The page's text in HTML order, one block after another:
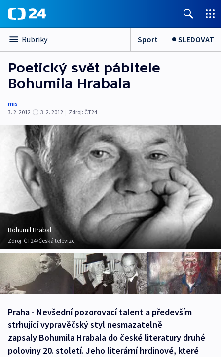
Rubriky Sport SLEDOVAT
Poetický svět pábitele
Bohumila Hrabala
mis
3. 2. 2012
3. 2. 2012 | Zdroj: ČT24
Bohumil Hrabal
Zdroj: ČT24/Česká televize
Praha - Nevšední pozorovací talent a především
strhující vypravěčský styl nesmazatelně
zapsaly Bohumila Hrabala do české literatury druhé
poloviny 20. století. Jeho literární hrdinové, které